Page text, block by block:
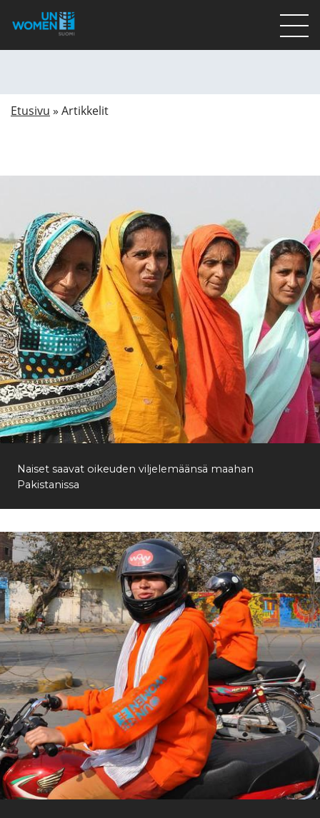
Osallistu
Mitä teemme
Tietoa meistä
Valikon rivi
Lahjoita
Etsi
Etusivu » Artikkelit
Naiset saavat oikeuden viljelemäänsä maahan
Pakistanissa